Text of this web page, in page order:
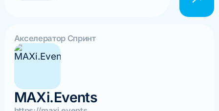
Акселератор Спринт
MAXi.Events